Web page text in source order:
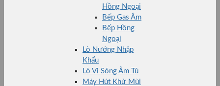
Hồng Ngoại
Bếp Gas Âm
Bếp Hồng
Ngoại
Lò Nướng Nhập
Khẩu
Lò Vi Sóng Âm Tủ
Máy Hút Khử Mùi